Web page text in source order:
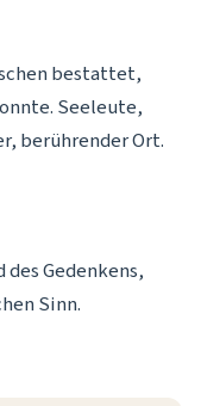
bestattet,
Seeleute,
berührender Ort.
Gedenkens,
Sinn.